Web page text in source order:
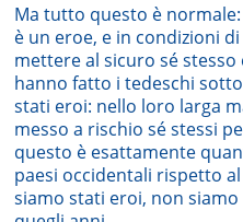
Ma tutto questo è
è un eroe, e in condizioni
mettere al sicuro sé
hanno fatto i tedeschi
stati eroi: nello loro larga
messo a rischio sé stessi
questo è esattamente
paesi occidentali rispetto
siamo stati eroi, non